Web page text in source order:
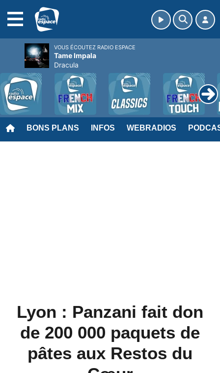
BONS PLANS INFOS WEBRADIOS
Lyon : Panzani fait don
de 200 000 paquets de
pâtes aux Restos du
VOUS ÉCOUTEZ RADIO ESPACE
Tame Impala
Dracula